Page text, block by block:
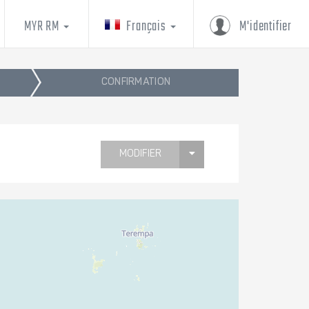
M'identifier
Français
MYR RM
CONFIRMATION
MODIFIER